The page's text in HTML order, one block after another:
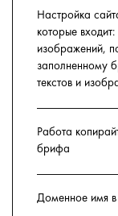
Настройка
которые
изображений,
заполненному
текстов и
Работа
брифа
Доменное имя в